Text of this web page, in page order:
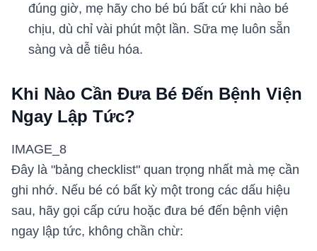
đúng giờ, mẹ hãy cho bé bú bất cứ khi nào bé
chịu, dù chỉ vài phút một lần. Sữa mẹ luôn sẵn
sàng và dễ tiêu hóa.
Khi Nào Cần Đưa Bé Đến Bệnh Viện
Ngay Lập Tức?
IMAGE_8
Đây là "bảng checklist" quan trọng nhất mà mẹ cần
ghi nhớ. Nếu bé có bất kỳ một trong các dấu hiệu
sau, hãy gọi cấp cứu hoặc đưa bé đến bệnh viện
ngay lập tức, không chần chừ: